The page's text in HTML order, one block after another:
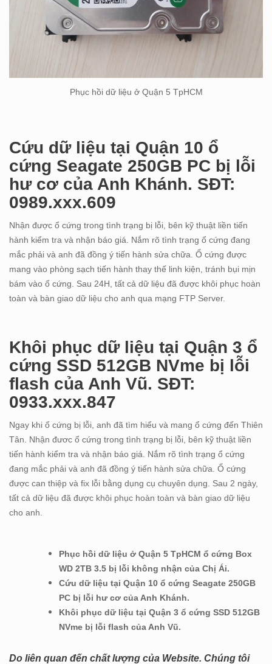
Phục hồi dữ liệu ở Quận 5 TpHCM
Cứu dữ liệu tại Quận 10 ổ
cứng Seagate 250GB PC bị lỗi
hư cơ của Anh Khánh. SĐT:
0989.xxx.609
Nhận được ổ cứng trong tình trạng bị lỗi, bên kỹ thuật liền tiến
hành kiểm tra và nhận báo giá. Nắm rõ tình trạng ổ cứng đang
mắc phải và anh đã đồng ý tiến hành sửa chữa. Ổ cứng được
mang vào phòng sạch tiến hành thay thế linh kiện, tránh bụi mịn
bám vào ổ cứng. Sau 24H, tất cả dữ liệu đã được khôi phục hoàn
toàn và bàn giao dữ liệu cho anh qua mạng FTP Server.
Khôi phục dữ liệu tại Quận 3 ổ
cứng SSD 512GB NVme bị lỗi
flash của Anh Vũ. SĐT:
0933.xxx.847
Ngay khi ổ cứng bị lỗi, anh đã tìm hiểu và mang ổ cứng đến Thiên
Tân. Nhận đươc ổ cứng trong tình trạng bị lỗi, bên kỹ thuật liền
tiến hành kiểm tra và nhận báo giá. Nắm rõ tình trạng ổ cứng
đang mắc phải và anh đã đồng ý tiến hành sửa chữa. Ổ cứng
được can thiệp và fix lỗi bằng dụng cụ chuyên dụng. Sau 2 ngày,
tất cả dữ liệu đã được khôi phục hoàn toàn và bàn giao dữ liệu
cho anh.
Phục hồi dữ liệu ở Quận 5 TpHCM ổ cứng Box
WD 2TB 3.5 bị lỗi không nhận của Chị Ái.
Cứu dữ liệu tại Quận 10 ổ cứng Seagate 250GB
PC bị lỗi hư cơ của Anh Khánh.
Khôi phục dữ liệu tại Quận 3 ổ cứng SSD 512GB
NVme bị lỗi flash của Anh Vũ.
Do liên quan đến chất lượng của Website. Chúng tôi